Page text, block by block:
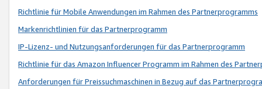
Richtlinie für Mobile Anwendungen im Rahmen des Partnerprogramms
Markenrichtlinien für das Partnerprogramm
IP-Lizenz- und Nutzungsanforderungen für das Partnerprogramm
Richtlinie für das Amazon Influencer Programm im Rahmen des
Anforderungen für Preissuchmaschinen in Bezug auf das